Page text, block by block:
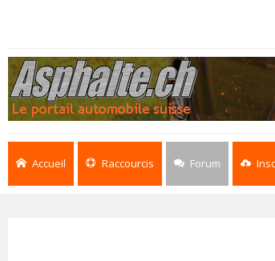
Accueil Raccourcis Forum